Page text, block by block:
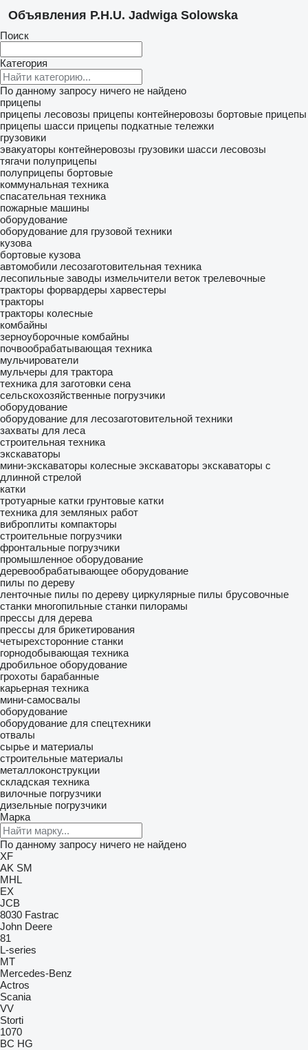
Объявления P.H.U. Jadwiga Solowska
Поиск
Категория
По данному запросу ничего не найдено
прицепы
прицепы лесовозы прицепы контейнеровозы бортовые прицепы
прицепы шасси прицепы подкатные тележки
грузовики
эвакуаторы контейнеровозы грузовики шасси лесовозы
тягачи полуприцепы
полуприцепы бортовые
коммунальная техника
спасательная техника
пожарные машины
оборудование
оборудование для грузовой техники
кузова
бортовые кузова
автомобили лесозаготовительная техника
лесопильные заводы измельчители веток трелевочные
тракторы форвардеры харвестеры
тракторы
тракторы колесные
комбайны
зерноуборочные комбайны
почвообрабатывающая техника
мульчирователи
мульчеры для трактора
техника для заготовки сена
сельскохозяйственные погрузчики
оборудование
оборудование для лесозаготовительной техники
захваты для леса
строительная техника
экскаваторы
мини-экскаваторы колесные экскаваторы экскаваторы с
длинной стрелой
катки
тротуарные катки грунтовые катки
техника для земляных работ
виброплиты компакторы
строительные погрузчики
фронтальные погрузчики
промышленное оборудование
деревообрабатывающее оборудование
пилы по дереву
ленточные пилы по дереву циркулярные пилы брусовочные
станки многопильные станки пилорамы
прессы для дерева
прессы для брикетирования
четырехсторонние станки
горнодобывающая техника
дробильное оборудование
грохоты барабанные
карьерная техника
мини-самосвалы
оборудование
оборудование для спецтехники
отвалы
сырье и материалы
строительные материалы
металлоконструкции
складская техника
вилочные погрузчики
дизельные погрузчики
Марка
По данному запросу ничего не найдено
XF
AK SM
MHL
EX
JCB
8030 Fastrac
John Deere
81
L-series
MT
Mercedes-Benz
Actros
Scania
VV
Storti
1070
BC HG